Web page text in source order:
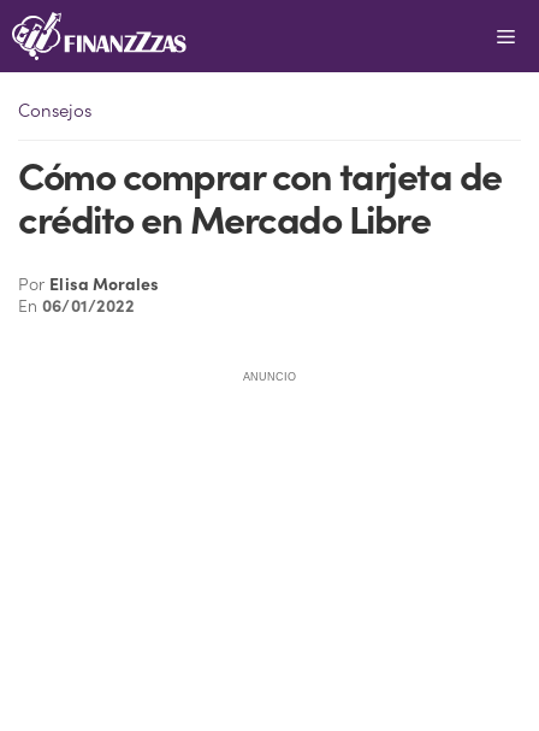
Saltar
al
Consejos
Cómo comprar con tarjeta de
crédito en Mercado Libre
Por Elisa Morales
En06/01/2022
ANUNCIO